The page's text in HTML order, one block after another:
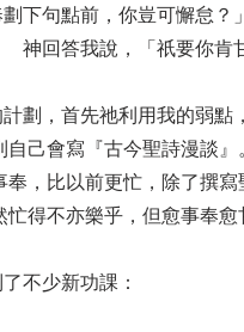
下句點前，你豈可懈怠
回答我說，「祇要你肯
劃，首先祂利用我的弱
自己會寫『古今聖詩漫談
奉，比以前更忙，除了
得不亦樂乎，但愈事奉愈
不少新功課：